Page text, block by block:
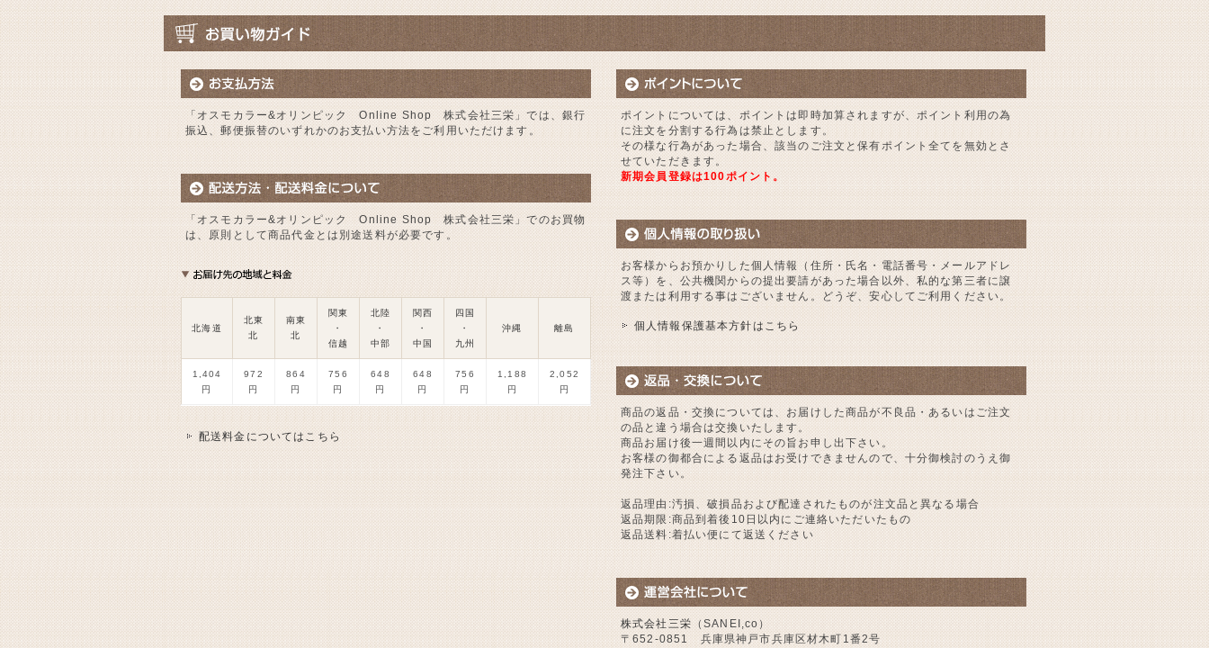
「オスモカラー&オリンピック Online Shop 株式会社三栄」では、銀行
振込、郵便振替のいずれかのお支払い方法をご利用いただけます。
「オスモカラー&オリンピック Online Shop 株式会社三栄」でのお買物
は、原則として商品代金とは別途送料が必要です。
北海道
北東
北
南東
北
関東
・
信越
北陸
・
中部
関西
・
中国
四国
・
九州
沖縄 離島
1,404
円
972
円
864
円
756
円
648
円
648
円
756
円
1,188
円
2,052
円
配送料金についてはこちら
ポイントについては、ポイントは即時加算されますが、ポイント利用の為
に注文を分割する行為は禁止とします。
その様な行為があった場合、該当のご注文と保有ポイント全てを無効とさ
せていただきます。
新期会員登録は100ポイント。
お客様からお預かりした個人情報（住所・氏名・電話番号・メールアドレ
ス等）を、公共機関からの提出要請があった場合以外、私的な第三者に譲
渡または利用する事はございません。どうぞ、安心してご利用ください。
個人情報保護基本方針はこちら
商品の返品・交換については、お届けした商品が不良品・あるいはご注文
の品と違う場合は交換いたします。
商品お届け後一週間以内にその旨お申し出下さい。
お客様の御都合による返品はお受けできませんので、十分御検討のうえ御
発注下さい。
返品理由:汚損、破損品および配達されたものが注文品と異なる場合
返品期限:商品到着後10日以内にご連絡いただいたもの
返品送料:着払い便にて返送ください
株式会社三栄 （SANEI,co）
〒652-0851 兵庫県神戸市兵庫区材木町1番2号